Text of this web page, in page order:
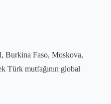
Burkina Faso, Moskova,
Türk mutfağının global